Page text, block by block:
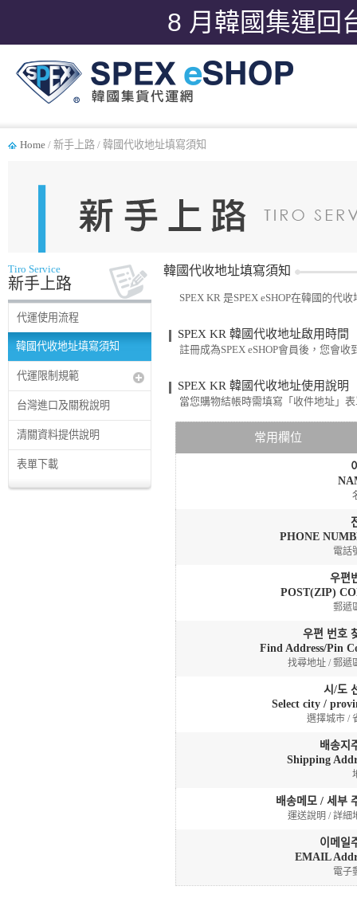
8 月韓國集運回
Home / 新手上路 / 韓國代收地址填寫須知
Tiro Service
新手上路
代運使用流程
韓國代收地址填寫須知
代運限制規範
台灣進口及關稅說明
清關資料提供說明
表單下載
韓國代收地址填寫須知
SPEX KR 是SPEX eSHOP在韓國的
SPEX KR 韓國代收地址啟用時間
註冊成為SPEX eSHOP會員後，您會
SPEX KR 韓國代收地址使用說明
當您購物結帳時需填寫「收件地址」
常用欄位
PHONE
電話
우편
POST(ZIP)
郵遞
우편 번호
Find Address/Pin
找尋地址 / 郵遞
시/도
Select city /
選擇城市 /
배송지
Shipping
배송메모 / 세부
運送說明 / 詳細
이메일
EMAIL
電子